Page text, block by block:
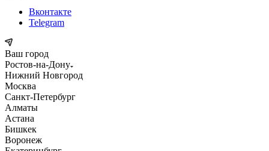
Вконтакте
Telegram
Ваш город
Ростов-на-Дону
Нижний Новгород
Москва
Санкт-Петербург
Алматы
Астана
Бишкек
Воронеж